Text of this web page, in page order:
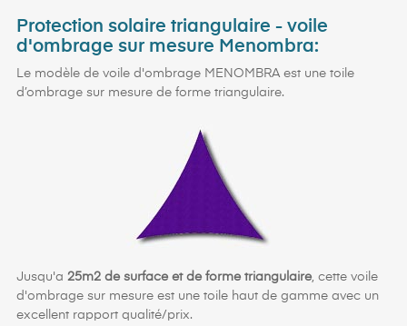
Protection solaire triangulaire - voile
d'ombrage sur mesure Menombra:
Le modèle de voile d'ombrage MENOMBRA est une toile
d’ombrage sur mesure de forme triangulaire.
Jusqu'a 25m2 de surface et de forme triangulaire, cette voile
d'ombrage sur mesure est une toile haut de gamme avec un
excellent rapport qualité/prix.